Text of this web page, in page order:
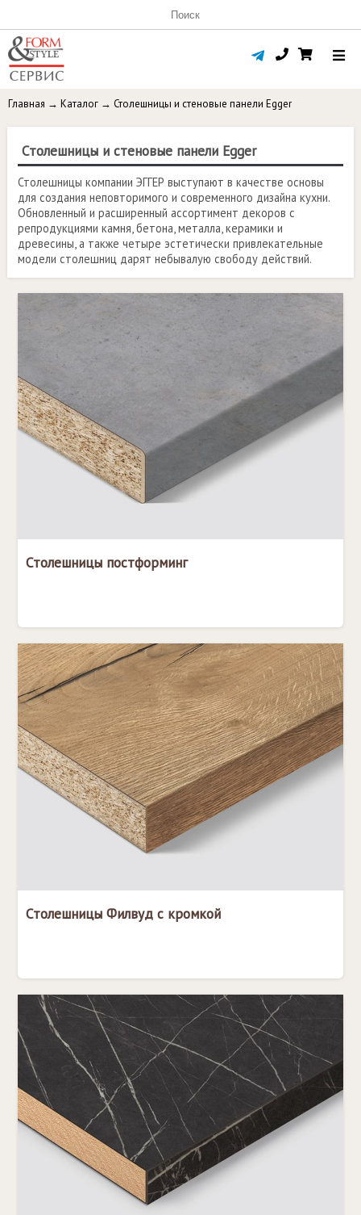
Главная → Каталог → Столешницы и стеновые панели Egger
Столешницы и стеновые панели Egger
Столешницы компании ЭГГЕР выступают в качестве основы
для создания неповторимого и современного дизайна кухни.
Обновленный и расширенный ассортимент декоров с
репродукциями камня, бетона, металла, керамики и
древесины, а также четыре эстетически привлекательные
модели столешниц дарят небывалую свободу действий.
Столешницы постформинг
Столешницы Филвуд с кромкой